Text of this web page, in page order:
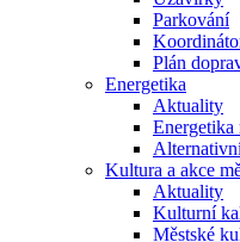
Parkování
Plán
Energetika
Aktuality
Energetika
Kultura a akce
Aktuality
Kulturní
Městské